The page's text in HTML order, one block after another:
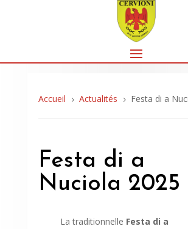
Accueil 5 Actualités 5 Festa di a
Festa di a
Nuciola 2025
La traditionnelle Festa di a